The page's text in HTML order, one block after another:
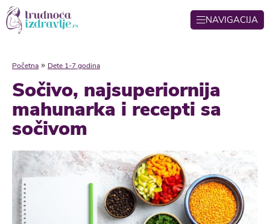
NAVIGACIJA
Početna » Dete 1-7 godina
Sočivo, najsuperiornija
mahunarka i recepti sa
sočivom